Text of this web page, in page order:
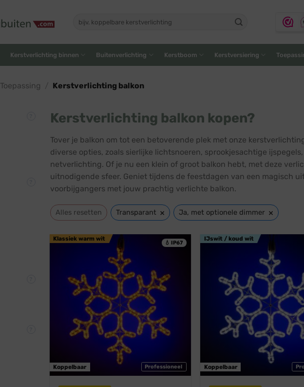
naar:
Kerstverlichting binnen Buitenverlichting Kerstboom Kerstversiering
Toepassing Kerstverlichting balkon
Kerstverlichting balkon kopen?
Tover je balkon om tot een betoverende plek met onze
diverse opties, zoals sierlijke lichtsnoeren, sprookjesachtige
netverlichting. Of je nu een klein of groot balkon hebt, met deze
uitnodigende sfeer. Geniet tijdens de feestdagen van een magisch
voorbijgangers met jouw prachtig verlichte balkon.
Alles resetten Transparant × Ja, met optionele dimmer ×
💧 IP67
Professioneel
Klassiek warm wit
Koppelbaar
IJswit / koud wit
Koppelbaar